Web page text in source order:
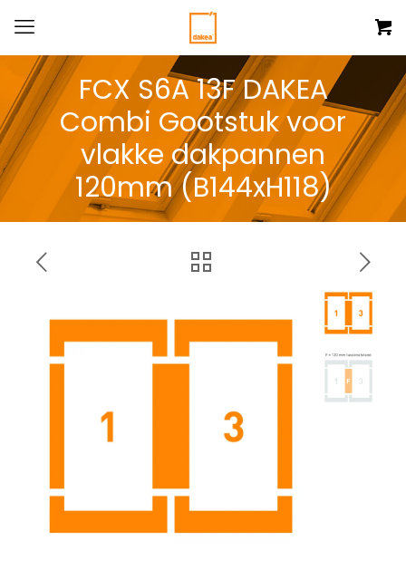
FCX S6A 13F DAKEA
Combi Gootstuk voor
vlakke dakpannen
120mm (B144xH118)